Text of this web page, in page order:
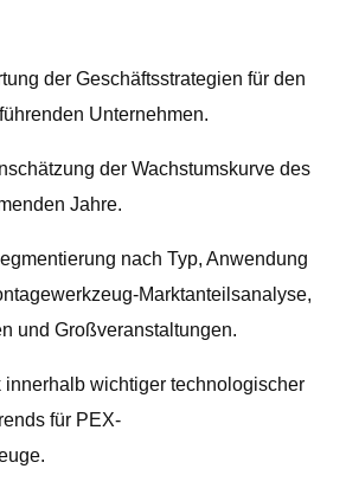
der Geschäftsstrategien für den
Unternehmen.
der Wachstumskurve des
Jahre.
nach Typ, Anwendung
Marktanteilsanalyse,
und Großveranstaltungen.
wichtiger technologischer
für PEX-